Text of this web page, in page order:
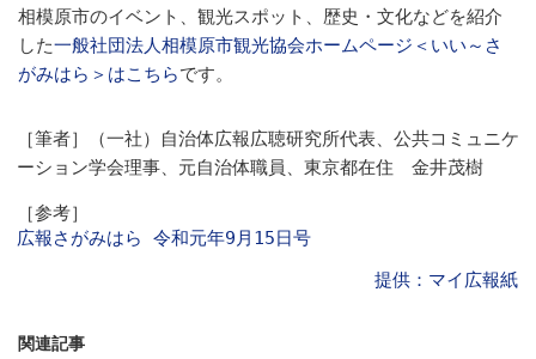
相模原市のイベント、観光スポット、歴史・文化などを紹介
した一般社団法人相模原市観光協会ホームページ＜いい～さ
がみはら＞はこちらです。
［筆者］（一社）自治体広報広聴研究所代表、公共コミュニケ
ーション学会理事、元自治体職員、東京都在住 金井茂樹
［参考］
広報さがみはら 令和元年9月15日号
提供：マイ広報紙
関連記事